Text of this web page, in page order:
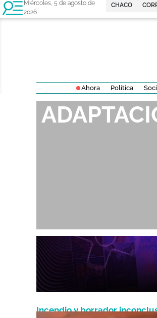
Miércoles, 5 de agosto de
2026
CHACO
Ahora Política
Incendio y borrador
Noviembre 20, 2025